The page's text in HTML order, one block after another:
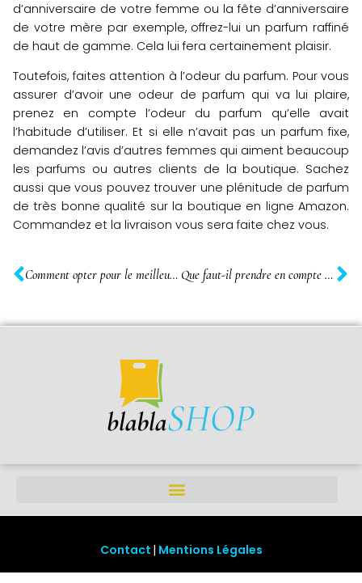
d’anniversaire de votre femme ou la fête d’anniversaire
de votre mère par exemple, offrez-lui un parfum raffiné
de haut de gamme. Cela lui fera certainement plaisir.
Toutefois, faites attention à l’odeur du parfum. Pour vous
assurer d’avoir une odeur de parfum qui va lui plaire,
prenez en compte l’odeur du parfum qu’elle avait
l’habitude d’utiliser. Et si elle n’avait pas un parfum fixe,
demandez l’avis d’autres femmes qui aiment beaucoup
les parfums ou autres clients de la boutique. Sachez
aussi que vous pouvez trouver une plénitude de parfum
de très bonne qualité sur la boutique en ligne Amazon.
Commandez et la livraison vous sera faite chez vous.
Comment opter pour le meilleur home cinema sans fil ? Que faut-il prendre en compte pour le choix du meilleur telescope debutant ?
Contact Mentions Légales